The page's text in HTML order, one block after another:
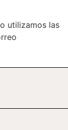
utilizamos las